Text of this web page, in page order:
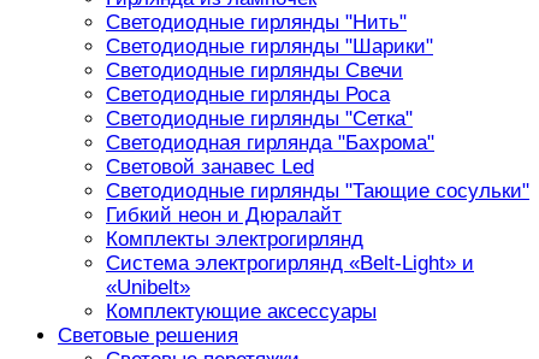
Светодиодные гирлянды "Нить"
Светодиодные гирлянды "Шарики"
Светодиодные гирлянды Свечи
Светодиодные гирлянды Роса
Светодиодные гирлянды "Сетка"
Светодиодная гирлянда "Бахрома"
Световой занавес Led
Светодиодные гирлянды "Тающие сосульки"
Гибкий неон и Дюралайт
Комплекты электрогирлянд
Система электрогирлянд «Belt-Light» и
«Unibelt»
Комплектующие аксессуары
Световые решения